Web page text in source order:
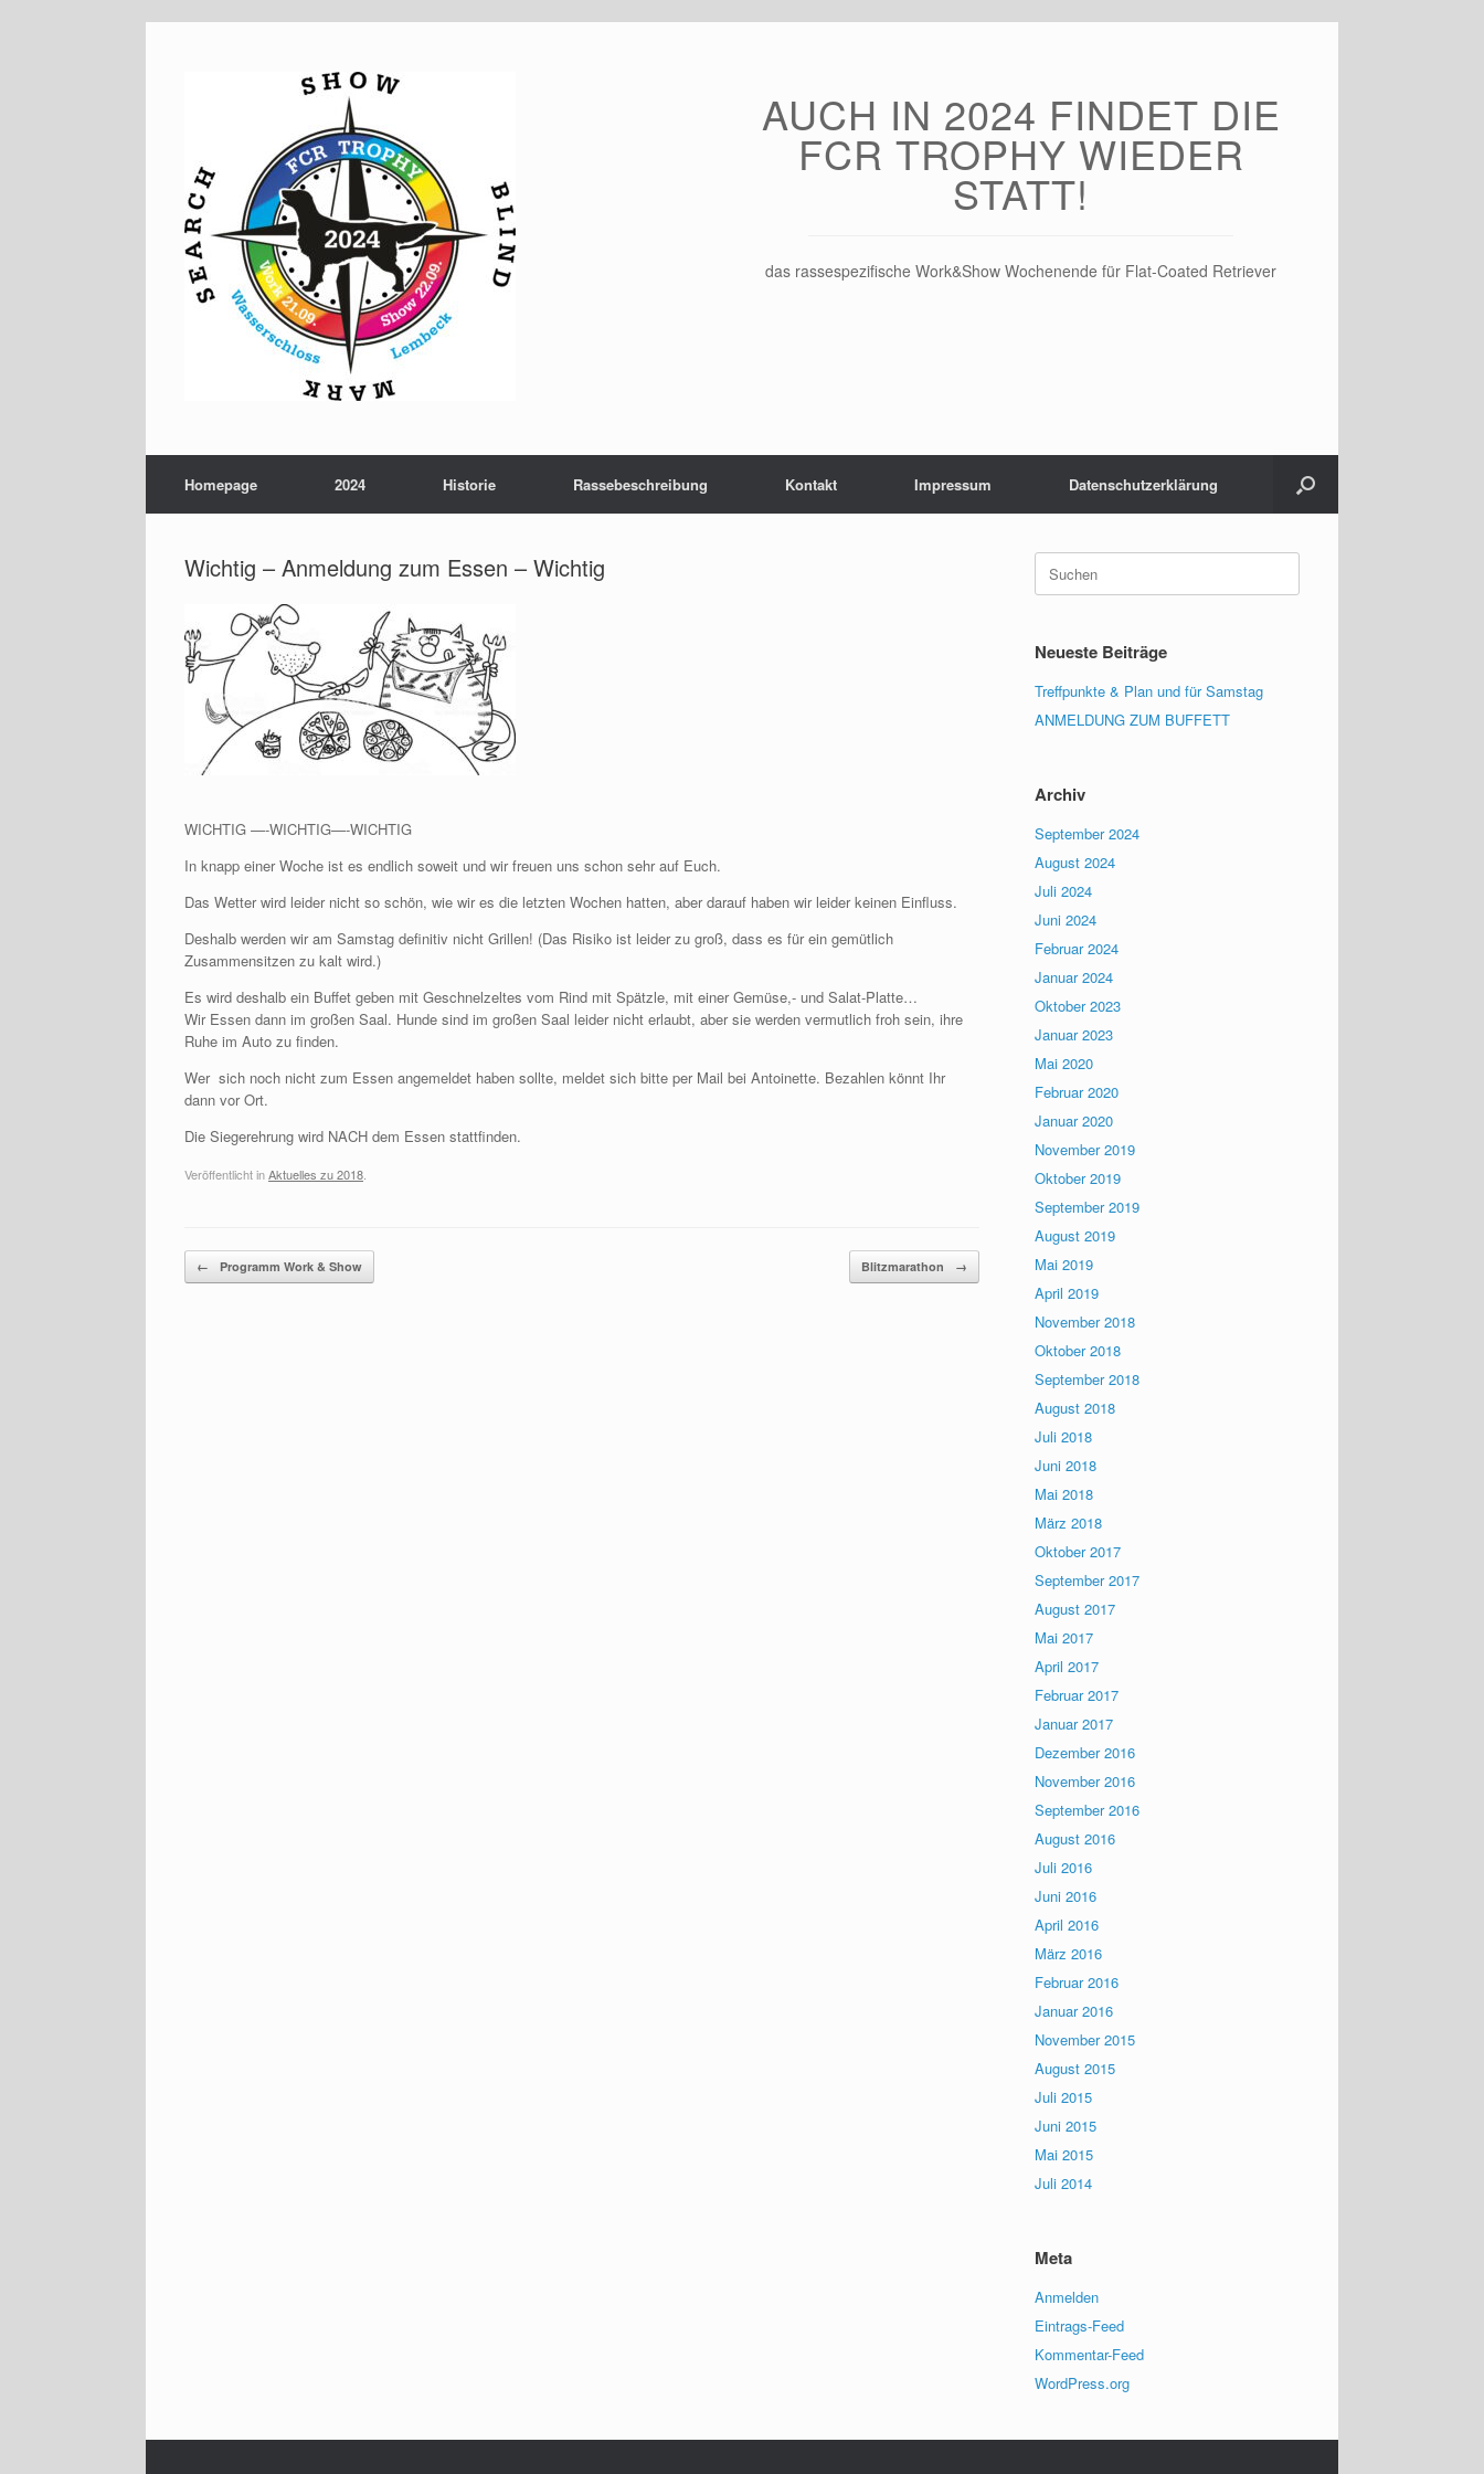
AUCH IN 2024 FINDET DIE
FCR TROPHY WIEDER
STATT!
das rassespezifische Work&Show Wochenende für Flat-Coated Retriever
Homepage 2024 Historie Rassebeschreibung Kontakt Impressum Datenschutz­erklärung
Wichtig – Anmeldung zum Essen – Wichtig
WICHTIG —-WICHTIG—-WICHTIG
In knapp einer Woche ist es endlich soweit und wir freuen uns schon sehr auf Euch.
Das Wetter wird leider nicht so schön, wie wir es die letzten Wochen hatten, aber darauf haben wir leider keinen Einfluss.
Deshalb werden wir am Samstag definitiv nicht Grillen! (Das Risiko ist leider zu groß, dass es für ein gemütlich
Zusammensitzen zu kalt wird.)
Es wird deshalb ein Buffet geben mit Geschnelzeltes vom Rind mit Spätzle, mit einer Gemüse,- und Salat-Platte…
Wir Essen dann im großen Saal. Hunde sind im großen Saal leider nicht erlaubt, aber sie werden vermutlich froh sein, ihre
Ruhe im Auto zu finden.
Wer sich noch nicht zum Essen angemeldet haben sollte, meldet sich bitte per Mail bei Antoinette. Bezahlen könnt Ihr
dann vor Ort.
Die Siegerehrung wird NACH dem Essen stattfinden.
Veröffentlicht inAktuelles zu 2018.
Beitragsnavigation
← Programm Work & Show Blitzmarathon →
Suchen
nach:
Neueste Beiträge
Treffpunkte & Plan und für Samstag
ANMELDUNG ZUM BUFFETT
Archiv
September 2024
August 2024
Juli 2024
Juni 2024
Februar 2024
Januar 2024
Oktober 2023
Januar 2023
Mai 2020
Februar 2020
Januar 2020
November 2019
Oktober 2019
September 2019
August 2019
Mai 2019
April 2019
November 2018
Oktober 2018
September 2018
August 2018
Juli 2018
Juni 2018
Mai 2018
März 2018
Oktober 2017
September 2017
August 2017
Mai 2017
April 2017
Februar 2017
Januar 2017
Dezember 2016
November 2016
September 2016
August 2016
Juli 2016
Juni 2016
April 2016
März 2016
Februar 2016
Januar 2016
November 2015
August 2015
Juli 2015
Juni 2015
Mai 2015
Juli 2014
Meta
Anmelden
Eintrags-Feed
Kommentar-Feed
WordPress.org